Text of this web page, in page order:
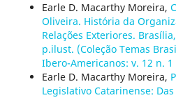
Earle D. Macarthy Moreira,
Oliveira. História da
Relações Exteriores.
p.ilust. (Coleção Temas
Ibero-Americanos: v. 12 n. 1
Earle D. Macarthy Moreira,
Legislativo Catarinense: